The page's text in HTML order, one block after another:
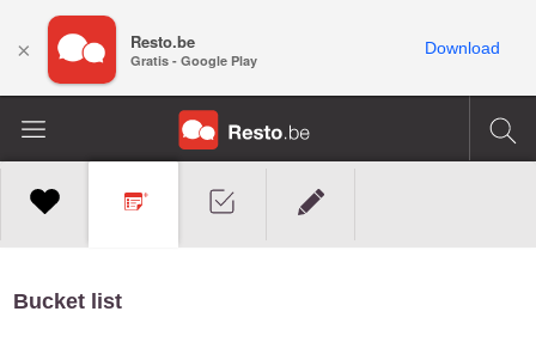
Bucket list
× Resto.be
Gratis - Google Play
Download